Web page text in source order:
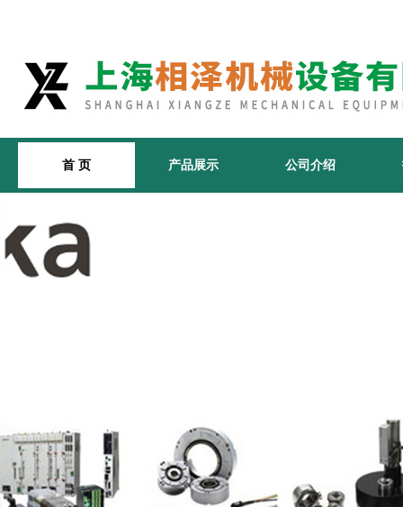
首 页 产品展示 公司介绍